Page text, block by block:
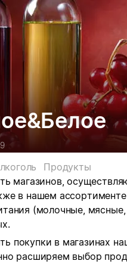
Продукты
магазинов,
в нашем
(молочные,
покупки в магазинах
расширяем выбор